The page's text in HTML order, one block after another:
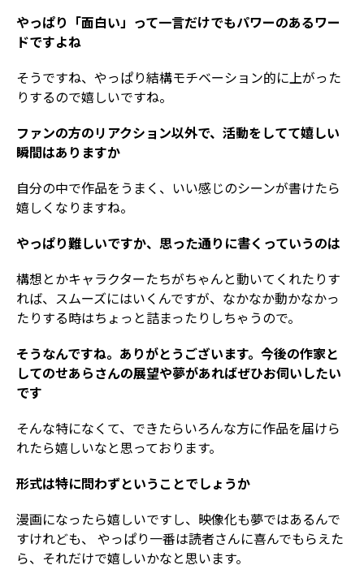
やっぱり「面白い」って一言だけでもパワーのあるワー
ドですよね
そうですね、やっぱり結構モチベーション的に上がった
りするので嬉しいですね。
ファンの方のリアクション以外で、活動をしてて嬉しい
瞬間はありますか
自分の中で作品をうまく、いい感じのシーンが書けたら
嬉しくなりますね。
やっぱり難しいですか、思った通りに書くっていうのは
構想とかキャラクターたちがちゃんと動いてくれたりす
れば、スムーズにはいくんですが、なかなか動かなかっ
たりする時はちょっと詰まったりしちゃうので。
そうなんですね。ありがとうございます。今後の作家と
してのせあらさんの展望や夢があればぜひお伺いしたい
です
そんな特になくて、できたらいろんな方に作品を届けら
れたら嬉しいなと思っております。
形式は特に問わずということでしょうか
漫画になったら嬉しいですし、映像化も夢ではあるんで
すけれども、 やっぱり一番は読者さんに喜んでもらえた
ら、それだけで嬉しいかなと思います。